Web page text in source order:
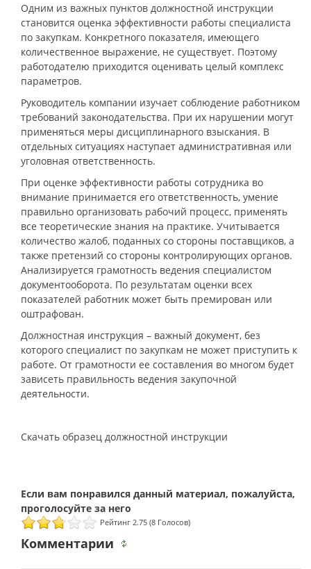
Одним из важных пунктов должностной инструкции
становится оценка эффективности работы специалиста
по закупкам. Конкретного показателя, имеющего
количественное выражение, не существует. Поэтому
работодателю приходится оценивать целый комплекс
параметров.
Руководитель компании изучает соблюдение работником
требований законодательства. При их нарушении могут
применяться меры дисциплинарного взыскания. В
отдельных ситуациях наступает административная или
уголовная ответственность.
При оценке эффективности работы сотрудника во
внимание принимается его ответственность, умение
правильно организовать рабочий процесс, применять
все теоретические знания на практике. Учитывается
количество жалоб, поданных со стороны поставщиков, а
также претензий со стороны контролирующих органов.
Анализируется грамотность ведения специалистом
документооборота. По результатам оценки всех
показателей работник может быть премирован или
оштрафован.
Должностная инструкция – важный документ, без
которого специалист по закупкам не может приступить к
работе. От грамотности ее составления во многом будет
зависеть правильность ведения закупочной
деятельности.
Скачать образец должностной инструкции
Рейтинг 2.75 (8 Голосов)
Комментарии